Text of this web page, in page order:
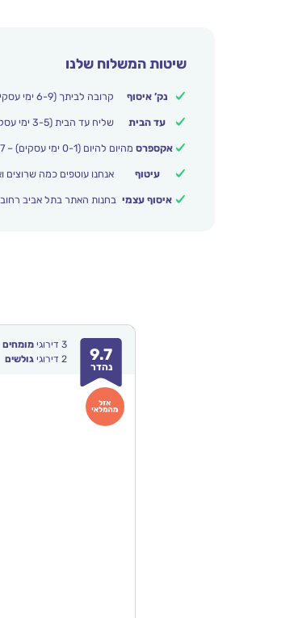
שיטות המשלוח שלנו
נק’ איסוף קרובה לביתך (6-9 ימי עסקים) – 16 ₪. הזמנות מעל 250 ₪ משלוח חינם.
עד הבית שליח עד הבית (3-5 ימי עסקים) – 24 ₪. הזמנות מעל 399 ₪ משלוח חינם.
אקספרס מהיום להיום (0-1 ימי עסקים) – 37 ₪.
עיטוף אנחנו עוטפים כמה שרוצים
איסוף עצמי בחנות האתר בתל אביב רחוב
9.7
נהדר
3 דירוגימומחים
2 דירוגיגולשים